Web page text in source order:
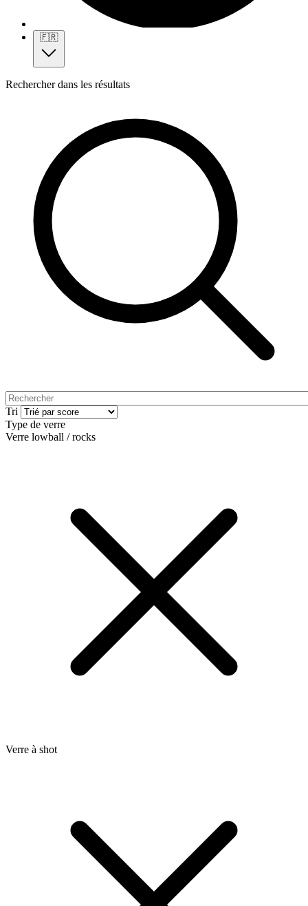
🇫🇷
Rechercher dans les résultats
Tri
Type de verre
Verre lowball / rocks
Verre à shot